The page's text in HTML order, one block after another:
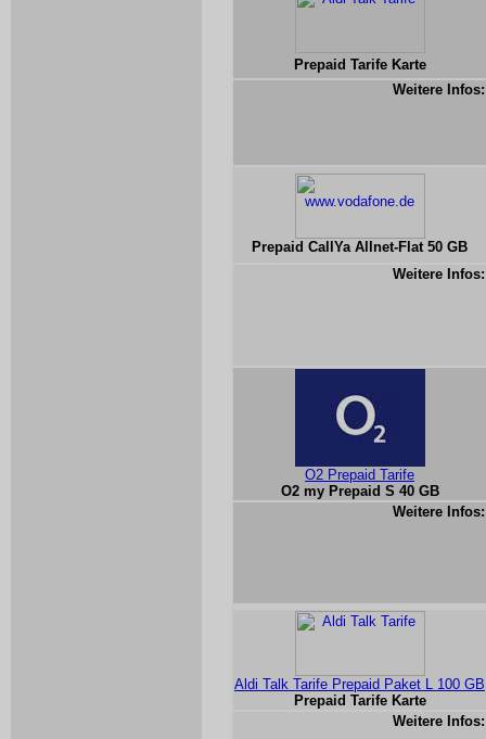
Prepaid Tarife Karte
Weitere Infos:
Prepaid CallYa Allnet-Flat 50 GB
Weitere Infos:
O2 Prepaid Tarife
O2 my Prepaid S 40 GB
Weitere Infos:
Aldi Talk Tarife Prepaid Paket L 100 GB
Prepaid Tarife Karte
Weitere Infos: